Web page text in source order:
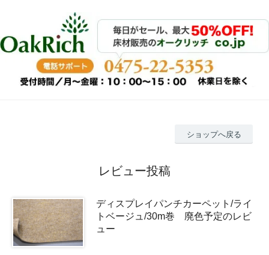
ショップへ戻る
レビュー投稿
ディスプレイパンチカーペット/ライ
トベージュ/30m巻 廃色予定のレビ
ュー